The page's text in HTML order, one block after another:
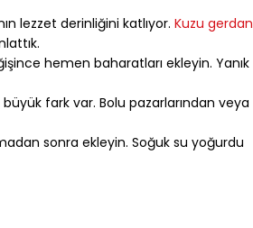
lezzet derinliğini katlıyor. Kuzu gerdan
hemen baharatları ekleyin. Yanık
fark var. Bolu pazarlarından veya
sonra ekleyin. Soğuk su yoğurdu